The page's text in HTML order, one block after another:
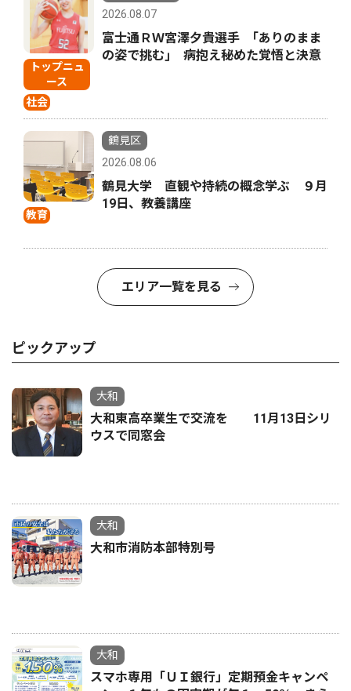
トップニュ
ース
社会
2026.08.07
富士通ＲＷ宮澤夕貴選手 ｢ありのまま
の姿で挑む｣ 病抱え秘めた覚悟と決意
教育
鶴見区
2026.08.06
鶴見大学 直観や持続の概念学ぶ ９月
19日、教養講座
エリア一覧を見る
ピックアップ
大和
大和東高卒業生で交流を 11月13日シリ
ウスで同窓会
大和
大和市消防本部特別号
大和
スマホ専用「ＵＩ銀行」定期預金キャンペ